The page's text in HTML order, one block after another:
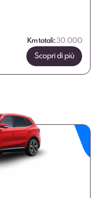
Km totali:30.000
Scopri di più